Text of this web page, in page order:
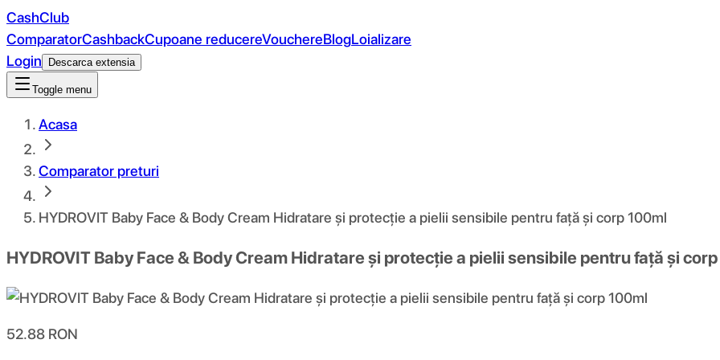
CashClub
ComparatorCashbackCupoane reducereVouchereBlogLoializare
Login
Descarca extensia
Toggle menu
Acasa
Comparator preturi
HYDROVIT Baby Face & Body Cream Hidratare și protecție a pielii sensibile pentru față și corp 100ml
HYDROVIT Baby Face & Body Cream Hidratare și protecție a pielii sensibile pentru față și
52.88 RON